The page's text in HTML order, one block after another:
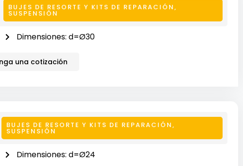
BUJES DE RESORTE Y KITS DE REPARACIÓN,
SUSPENSIÓN
Dimensiones: d=Ø30
una cotización
BUJES DE RESORTE Y KITS DE REPARACIÓN,
SUSPENSIÓN
Dimensiones: d=Ø24